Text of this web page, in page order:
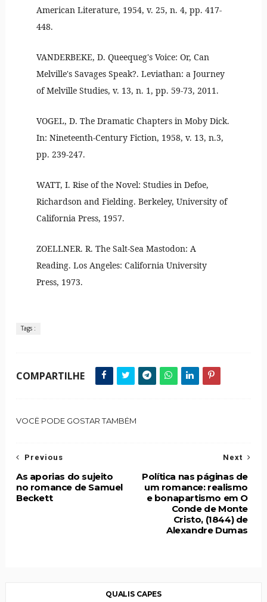
American Literature, 1954, v. 25, n. 4, pp. 417-
448.
VANDERBEKE, D. Queequeg's Voice: Or, Can
Melville's Savages Speak?. Leviathan: a Journey
of Melville Studies, v. 13, n. 1, pp. 59-73, 2011.
VOGEL, D. The Dramatic Chapters in Moby Dick.
In: Nineteenth-Century Fiction, 1958, v. 13, n.3,
pp. 239-247.
WATT, I. Rise of the Novel: Studies in Defoe,
Richardson and Fielding. Berkeley, University of
California Press, 1957.
ZOELLNER. R. The Salt-Sea Mastodon: A
Reading. Los Angeles: California University
Press, 1973.
Tags :
COMPARTILHE
VOCÊ PODE GOSTAR TAMBÉM
Next
Política nas páginas de
um romance: realismo
e bonapartismo em O
Conde de Monte
Cristo, (1844) de
Alexandre Dumas
Previous
As aporias do sujeito
no romance de Samuel
Beckett
QUALIS CAPES